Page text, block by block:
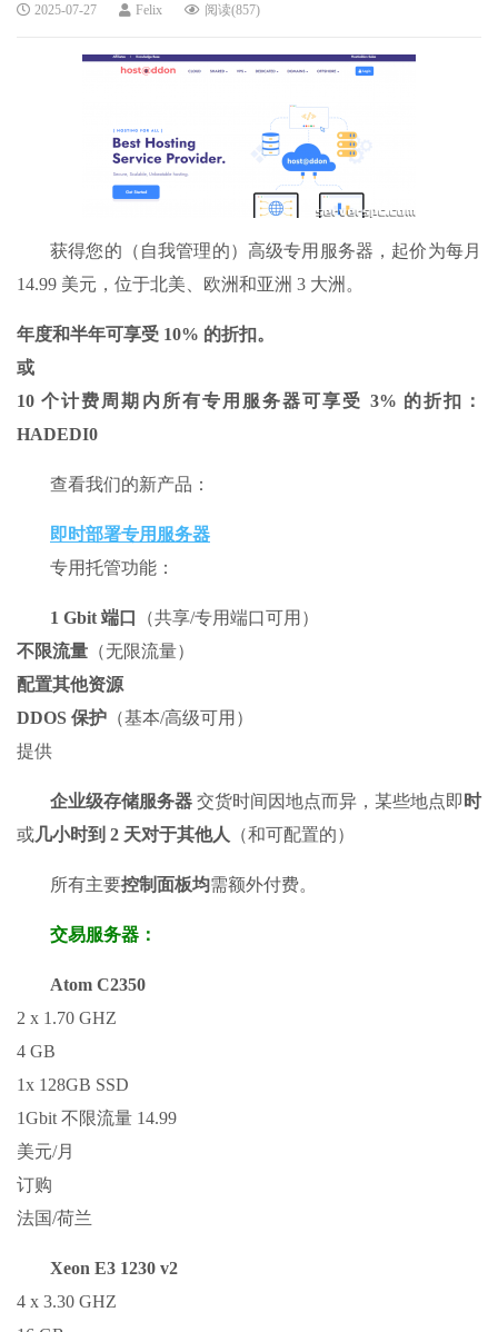
2025-07-27 Felix 阅读(857)
获得您的（自我管理的）高级专用服务器，起价为每月
14.99 美元，位于北美、欧洲和亚洲 3 大洲。
年度和半年可享受 10% 的折扣。
或
10 个计费周期内所有专用服务器可享受 3% 的折扣：
HADEDI0
查看我们的新产品：
即时部署专用服务器
专用托管功能：
1 Gbit 端口
（共享/专用端口可用）
不限流量 （无限流量）
配置其他资源
DDOS 保护 （基本/高级可用）
提供
企业级存储服务器 交货时间因地点而异，某些地点即 时
或几小时到 2 天对于其他人 （和可配置的）
所有主要控制面板均需额外付费。
交易服务器：
Atom C2350
2 x 1.70 GHZ
4 GB
1x 128GB SSD
1Gbit 不限流量 14.99
美元/月
订购
法国/荷兰
Xeon E3 1230 v2
4 x 3.30 GHZ